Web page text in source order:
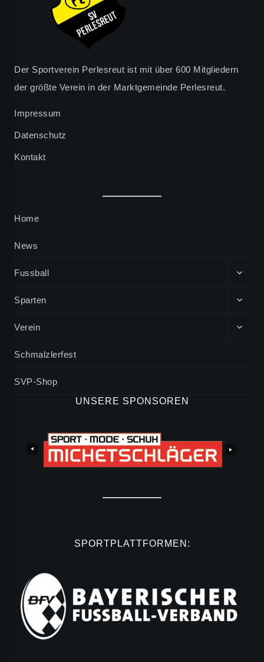
DES
SV
PERLESREUT
Der Sportverein Perlesreut ist mit über 600 Mitgliedern
der größte Verein in der Marktgemeinde Perlesreut.
Impressum
Datenschutz
Kontakt
Home
News
Fussball
Sparten
Verein
Schmalzlerfest
SVP-Shop
UNSERE SPONSOREN
SPORTPLATTFORMEN: